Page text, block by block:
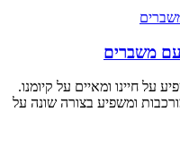
עם משברים
על חיינו ומאיים על קיומנו.
ומשפיע בצורה שונה על